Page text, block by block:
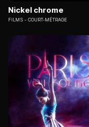
Nickel chrome
FILMS COURT-MÉTRAGE